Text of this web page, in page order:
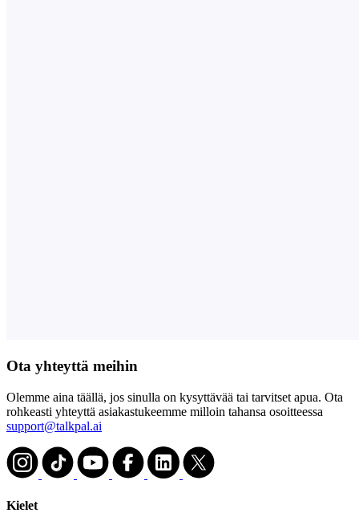
Ota yhteyttä meihin
Olemme aina täällä, jos sinulla on kysyttävää tai tarvitset apua. Ota
rohkeasti yhteyttä asiakastukeemme milloin tahansa osoitteessa
support@talkpal.ai
Kielet